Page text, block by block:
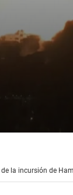
la incursión de